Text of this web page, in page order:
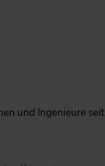
und Ingenieure seit